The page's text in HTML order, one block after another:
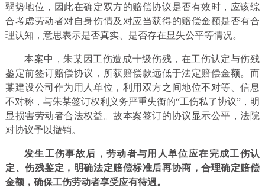
弱势地位，因此在确定双方的赔偿协议是否有效时，应该综
合考虑劳动者对自身伤情及对应当获得的赔偿金额是否有合
理认知，意思表示是否真实、是否存在显失公平等情况。
本案中，朱某因工伤造成十级伤残，在工伤认定与伤残
鉴定前签订赔偿协议，所获赔偿款远低于法定赔偿金额。而
某建设公司作为用人单位，利用双方之间地位不对等、信息
不对称，与朱某签订权利义务严重失衡的“工伤私了协议”，明
显损害劳动者合法权益。故本案签订的协议显示公平，法院
对协议予以撤销。
发生工伤事故后，劳动者与用人单位应在完成工伤认
定、伤残鉴定，明确法定赔偿标准后再协商，合理确定赔偿
金额，确保工伤劳动者享受应有待遇。